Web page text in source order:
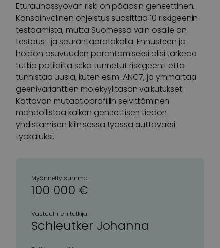
Eturauhassyövän riski on pääosin geneettinen.
Kansainvälinen ohjeistus suosittaa 10 riskigeenin
testaamista, mutta Suomessa vain osalle on
testaus- ja seurantaprotokolla. Ennusteen ja
hoidon osuvuuden parantamiseksi olisi tärkeää
tutkia potilailta sekä tunnetut riskigeenit että
tunnistaa uusia, kuten esim. ANO7, ja ymmärtää
geenivarianttien molekyylitason vaikutukset.
Kattavan mutaatioprofiilin selvittäminen
mahdollistaa kaiken geneettisen tiedon
yhdistämisen kliinisessä työssä auttavaksi
työkaluksi.
Myönnetty summa
100 000 €
Vastuullinen tutkija
Schleutker Johanna